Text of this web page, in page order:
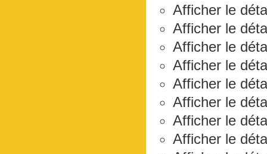
Afficher le
Afficher le
Afficher le
Afficher le
Afficher le
Afficher le
Afficher le
Afficher le